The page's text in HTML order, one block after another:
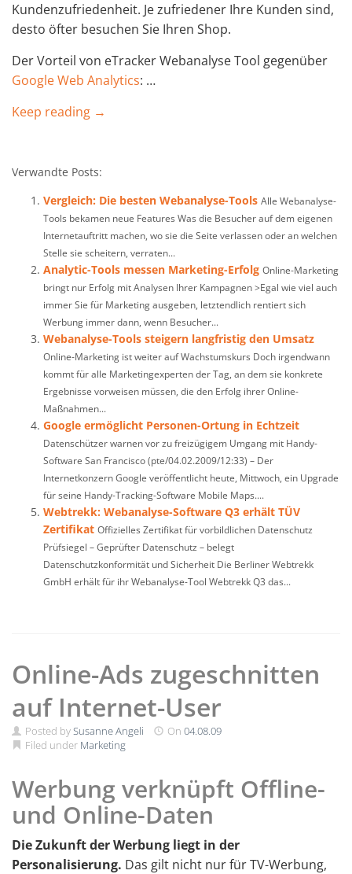
Kundenzufriedenheit. Je zufriedener Ihre Kunden sind,
desto öfter besuchen Sie Ihren Shop.
Der Vorteil von eTracker Webanalyse Tool gegenüber
Google Web Analytics: …
Keep reading →
Verwandte Posts:
Vergleich: Die besten Webanalyse-Tools Alle Webanalyse-
Tools bekamen neue Features Was die Besucher auf dem eigenen
Internetauftritt machen, wo sie die Seite verlassen oder an welchen
Stelle sie scheitern, verraten...
Analytic-Tools messen Marketing-Erfolg Online-Marketing
bringt nur Erfolg mit Analysen Ihrer Kampagnen >Egal wie viel auch
immer Sie für Marketing ausgeben, letztendlich rentiert sich
Werbung immer dann, wenn Besucher...
Webanalyse-Tools steigern langfristig den Umsatz
Online-Marketing ist weiter auf Wachstumskurs Doch irgendwann
kommt für alle Marketingexperten der Tag, an dem sie konkrete
Ergebnisse vorweisen müssen, die den Erfolg ihrer Online-
Maßnahmen...
Google ermöglicht Personen-Ortung in Echtzeit
Datenschützer warnen vor zu freizügigem Umgang mit Handy-
Software San Francisco (pte/04.02.2009/12:33) – Der
Internetkonzern Google veröffentlicht heute, Mittwoch, ein Upgrade
für seine Handy-Tracking-Software Mobile Maps....
Webtrekk: Webanalyse-Software Q3 erhält TÜV
Zertifikat Offizielles Zertifikat für vorbildlichen Datenschutz
Prüfsiegel – Geprüfter Datenschutz – belegt
Datenschutzkonformität und Sicherheit Die Berliner Webtrekk
GmbH erhält für ihr Webanalyse-Tool Webtrekk Q3 das...
Online-Ads zugeschnitten
auf Internet-User
Posted bySusanne Angeli On 04.08.09
Filed under Marketing
Werbung verknüpft Offline-
und Online-Daten
Die Zukunft der Werbung liegt in der
Personalisierung. Das gilt nicht nur für TV-Werbung,